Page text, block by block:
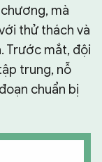
mà
thử thách và
Trước mắt, đội
trung, nỗ
chuẩn bị